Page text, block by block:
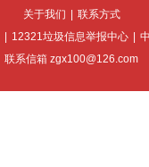
关于我们 | 联系方式
| 12321垃圾信息举报中心 |
联系信箱 zgx100@126.com